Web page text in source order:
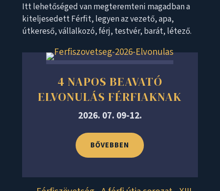
Itt lehetőséged van megteremteni magadban a
kiteljesedett Férfit, legyen az vezető, apa,
útkereső, vállalkozó, férj, testvér, barát, létező.
4 NAPOS BEAVATÓ
ELVONULÁS FÉRFIAKNAK
2026. 07. 09-12.
BŐVEBBEN